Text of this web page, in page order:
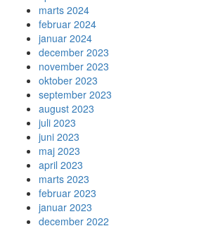
marts 2024
februar 2024
januar 2024
december 2023
november 2023
oktober 2023
september 2023
august 2023
juli 2023
juni 2023
maj 2023
april 2023
marts 2023
februar 2023
januar 2023
december 2022